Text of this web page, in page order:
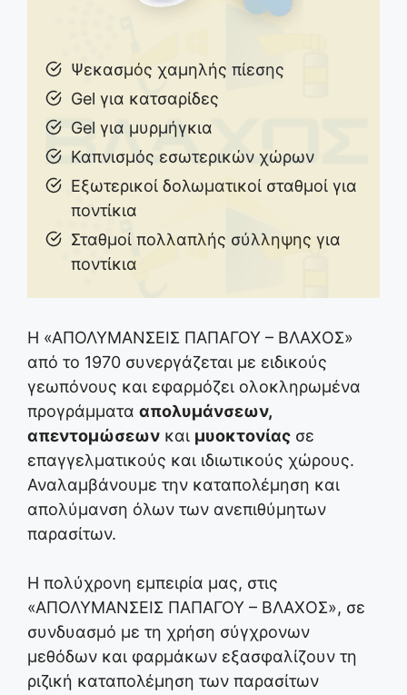
Ψεκασμός χαμηλής πίεσης
Gel για κατσαρίδες
Gel για μυρμήγκια
Καπνισμός εσωτερικών χώρων
Εξωτερικοί δολωματικοί σταθμοί για
ποντίκια
Σταθμοί πολλαπλής σύλληψης για
ποντίκια
Η «ΑΠΟΛΥΜΑΝΣΕΙΣ ΠΑΠΑΓΟΥ – ΒΛΑΧΟΣ»
από το 1970 συνεργάζεται με ειδικούς
γεωπόνους και εφαρμόζει ολοκληρωμένα
προγράμματα απολυμάνσεων,
απεντομώσεων και μυοκτονίας σε
επαγγελματικούς και ιδιωτικούς χώρους.
Αναλαμβάνουμε την καταπολέμηση και
απολύμανση όλων των ανεπιθύμητων
παρασίτων.
Η πολύχρονη εμπειρία μας, στις
«ΑΠΟΛΥΜΑΝΣΕΙΣ ΠΑΠΑΓΟΥ – ΒΛΑΧΟΣ», σε
συνδυασμό με τη χρήση σύγχρονων
μεθόδων και φαρμάκων εξασφαλίζουν τη
ριζική καταπολέμηση των παρασίτων